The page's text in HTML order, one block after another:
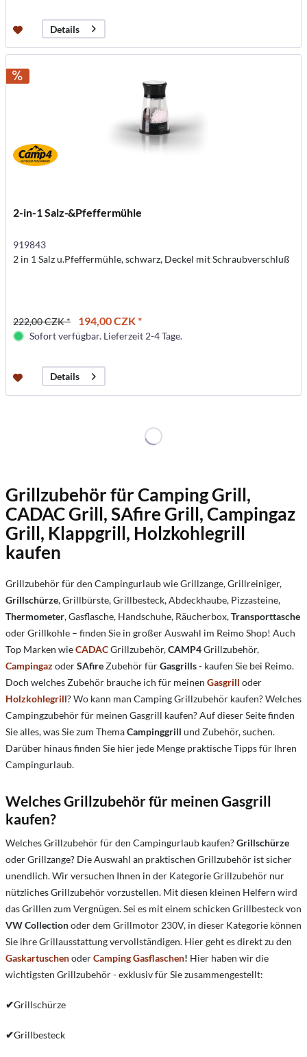
Details
2-in-1 Salz-&Pfeffermühle
919843
2 in 1 Salz u.Pfeffermühle, schwarz, Deckel mit Schraubverschluß
222,00 CZK * 194,00 CZK *
Sofort verfügbar. Lieferzeit 2-4 Tage.
Details
Grillzubehör für Camping Grill,
CADAC Grill, SAfire Grill, Campingaz
Grill, Klappgrill, Holzkohlegrill
kaufen
Grillzubehör für den Campingurlaub wie Grillzange, Grillreiniger,
Grillschürze, Grillbürste, Grillbesteck, Abdeckhaube, Pizzasteine,
Thermometer, Gasflasche, Handschuhe, Räucherbox,Transporttasche
oder Grillkohle – finden Sie in großer Auswahl im Reimo Shop! Auch
Top Marken wieCADACGrillzubehör,CAMP4Grillzubehör,
CampingazoderSAfireZubehör fürGasgrills- kaufen Sie bei Reimo.
Doch welches Zubehör brauche ich für meinen Gasgrill oder
Holzkohlegrill? Wo kann man Camping Grillzubehör kaufen? Welches
Campingzubehör für meinen Gasgrill kaufen? Auf dieser Seite finden
Sie alles, was Sie zum ThemaCampinggrill und Zubehör, suchen.
Darüber hinaus finden Sie hier jede Menge praktische Tipps für Ihren
Campingurlaub.
Welches Grillzubehör für meinen Gasgrill
kaufen?
Welches Grillzubehör für den Campingurlaub kaufen?Grillschürze
oder Grillzange? Die Auswahl an praktischen Grillzubehör ist sicher
unendlich. Wir versuchen Ihnen in der Kategorie Grillzubehör nur
nützliches Grillzubehör vorzustellen. Mit diesen kleinen Helfern wird
das Grillen zum Vergnügen. Sei es mit einem schicken Grillbesteck von
VW Collectionoder dem Grillmotor 230V, in dieser Kategorie können
Sie ihre Grillausstattung vervollständigen. Hier geht es direkt zu den
GaskartuschenoderCamping Gasflaschen! Hier haben wir die
wichtigsten Grillzubehör - exklusiv für Sie zusammengestellt:
✔Grillschürze
✔Grillbesteck